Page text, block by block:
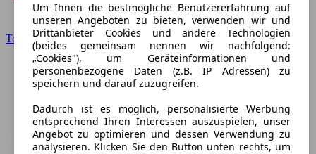
Toyota
Um Ihnen die bestmögliche Benutzererfahrung auf
unseren Angeboten zu bieten, verwenden wir und
Drittanbieter Cookies und andere Technologien
(beides gemeinsam nennen wir nachfolgend:
„Cookies"), um Geräteinformationen und
personenbezogene Daten (z.B. IP Adressen) zu
speichern und darauf zuzugreifen.
Dadurch ist es möglich, personalisierte Werbung
entsprechend Ihren Interessen auszuspielen, unser
Angebot zu optimieren und dessen Verwendung zu
analysieren. Klicken Sie den Button unten rechts, um